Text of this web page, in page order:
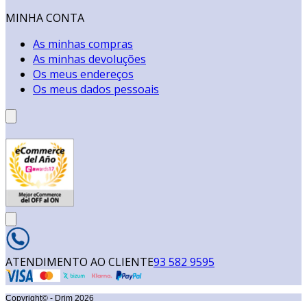
MINHA CONTA
As minhas compras
As minhas devoluções
Os meus endereços
Os meus dados pessoais
ATENDIMENTO AO CLIENTE93 582 9595
Copyright© - Drim 2026